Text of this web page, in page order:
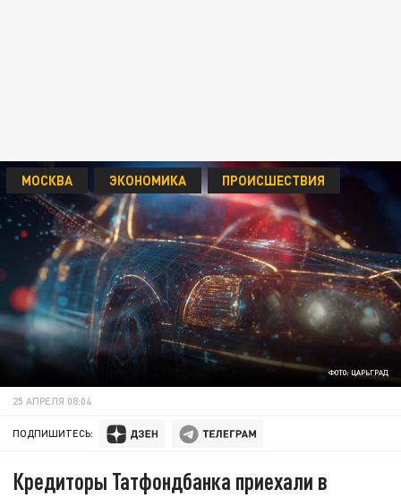
ФОТО: ЦАРЬГРАД
МОСКВА ЭКОНОМИКА ПРОИСШЕСТВИЯ
25 АПРЕЛЯ 08:04
ПОДПИШИТЕСЬ:
Кредиторы Татфондбанка приехали в